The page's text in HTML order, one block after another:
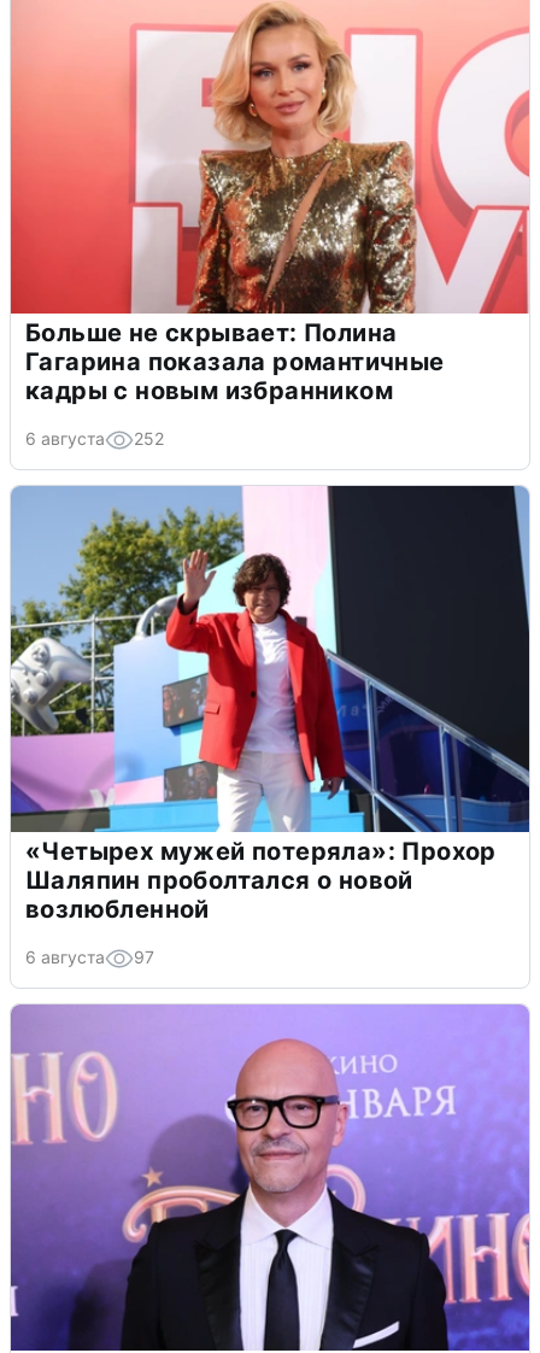
Больше не скрывает: Полина
Гагарина показала романтичные
кадры с новым избранником
6 августа 252
«Четырех мужей потеряла»: Прохор
Шаляпин проболтался о новой
возлюбленной
6 августа 97